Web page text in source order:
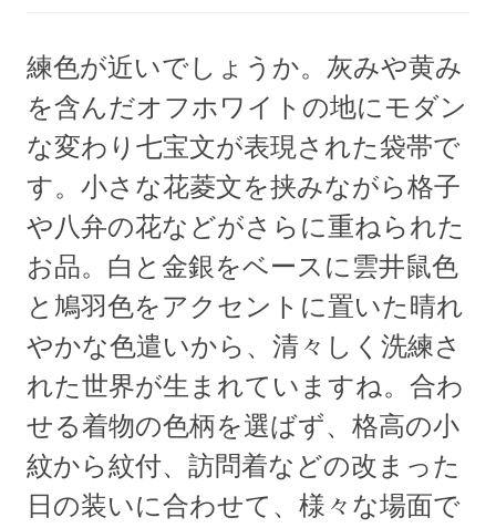
練色が近いでしょうか。灰みや黄み
を含んだオフホワイトの地にモダン
な変わり七宝文が表現された袋帯で
す。小さな花菱文を挟みながら格子
や八弁の花などがさらに重ねられた
お品。白と金銀をベースに雲井鼠色
と鳩羽色をアクセントに置いた晴れ
やかな色遣いから、清々しく洗練さ
れた世界が生まれていますね。合わ
せる着物の色柄を選ばず、格高の小
紋から紋付、訪問着などの改まった
日の装いに合わせて、様々な場面で